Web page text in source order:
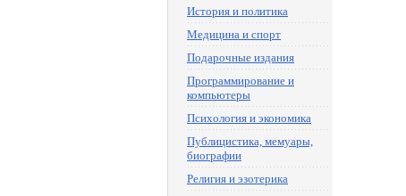
История и политика
Медицина и спорт
Подарочные издания
Программирование и
компьютеры
Психология и экономика
Публицистика, мемуары,
биографии
Религия и эзотерика